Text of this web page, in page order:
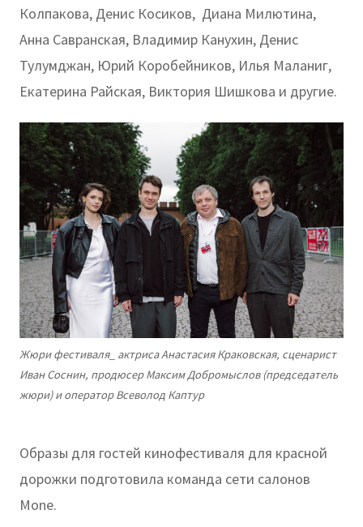
Колпакова, Денис Косиков, Диана Милютина,
Анна Савранская, Владимир Канухин, Денис
Тулумджан, Юрий Коробейников, Илья Маланиг,
Екатерина Райская, Виктория Шишкова и другие.
Жюри фестиваля_ актриса Анастасия Краковская, сценарист
Иван Соснин, продюсер Максим Добромыслов (председатель
жюри) и оператор Всеволод Каптур
Образы для гостей кинофестиваля для красной
дорожки подготовила команда сети салонов
Mone.